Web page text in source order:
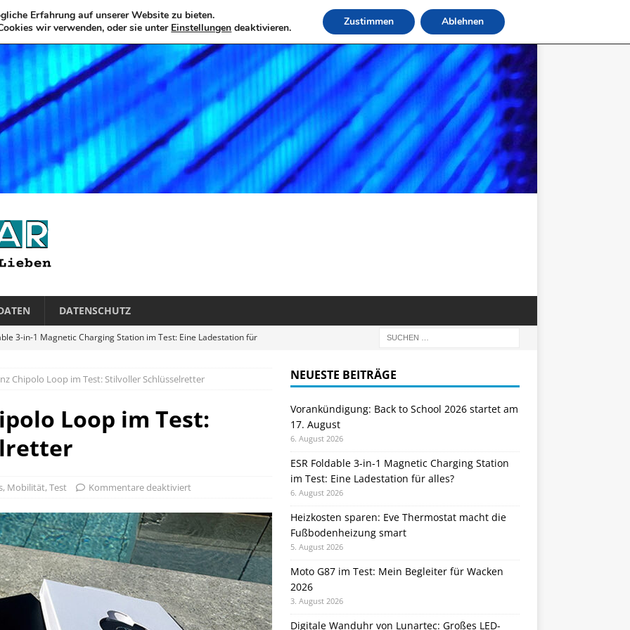
DATENSCHUTZ
3-in-1 Magnetic Charging Station im Test: Eine Ladestation für
sparen: Eve Thermostat macht die Fußbodenheizung smart
im Test: Mein Begleiter für Wacken 2026
von Lunartec: Großes LED-Display trifft auf bunte
Chipolo Loop im Test: Stilvoller Schlüsselretter
Loop im Test:
, Mobilität,Test Kommentare deaktiviert
NEUESTE BEITRÄGE
Vorankündigung: Back to School 2026 startet am
17. August
6. August 2026
ESR Foldable 3-in-1 Magnetic Charging Station
im Test: Eine Ladestation für alles?
6. August 2026
Heizkosten sparen: Eve Thermostat macht die
Fußbodenheizung smart
5. August 2026
Moto G87 im Test: Mein Begleiter für Wacken
2026
3. August 2026
Digitale Wanduhr von Lunartec: Großes LED-
Erfahrung auf unserer Website zu bieten.
wir verwenden, oder sie unter Einstellungen deaktivieren. Zustimmen Ablehnen